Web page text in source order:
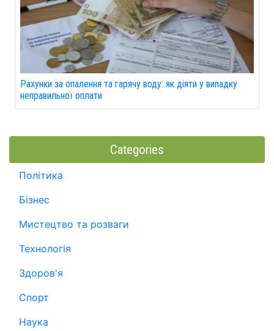
Рахунки за опалення та гарячу воду: як діяти у випадку
неправильної оплати
Categories
Політика
Бізнес
Мистецтво та розваги
Технологія
Здоров'я
Спорт
Наука